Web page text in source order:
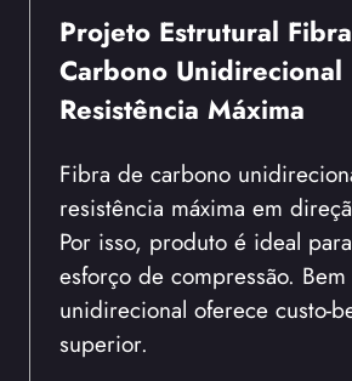
Projeto Estrutural
Carbono Unidirecional
Resistência Máxima
Fibra de carbono
resistência máxima em
Por isso, produto é ideal
esforço de compressão.
unidirecional oferece custo-
superior.